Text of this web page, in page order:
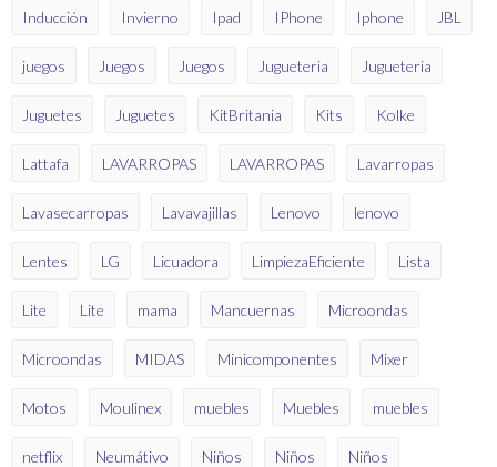
Inducción Invierno Ipad IPhone Iphone JBL
juegos Juegos Juegos Jugueteria Jugueteria
Juguetes Juguetes KitBritania Kits Kolke
Lattafa LAVARROPAS LAVARROPAS Lavarropas
Lavasecarropas Lavavajillas Lenovo lenovo
Lentes LG Licuadora LimpiezaEficiente Lista
Lite Lite mama Mancuernas Microondas
Microondas MIDAS Minicomponentes Mixer
Motos Moulinex muebles Muebles muebles
netflix Neumátivo Niños Niños Niños